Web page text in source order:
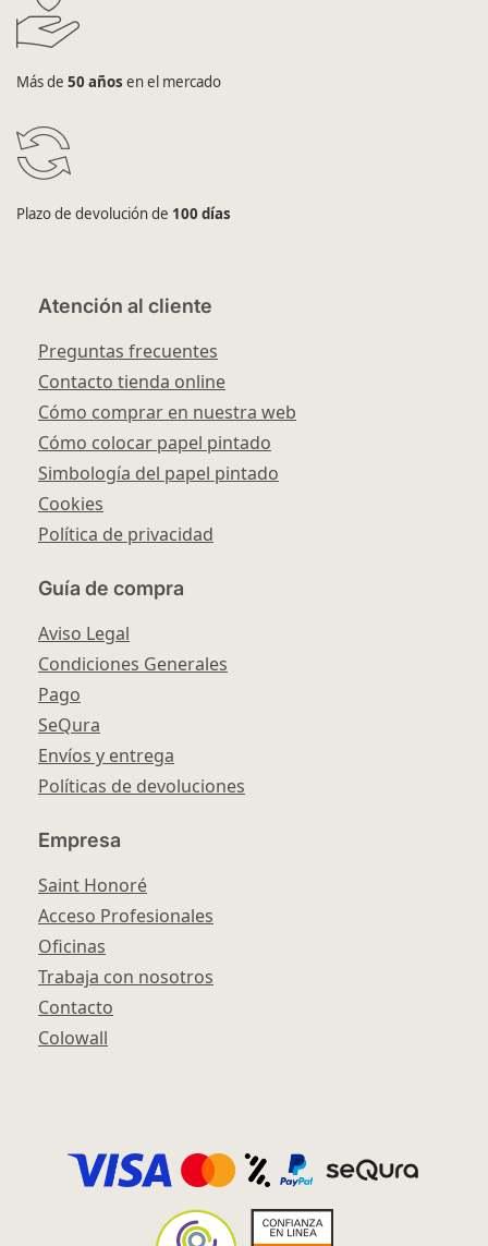
Más de 50 años en el mercado
Plazo de devolución de 100 días
Atención al cliente
Preguntas frecuentes
Contacto tienda online
Cómo comprar en nuestra web
Cómo colocar papel pintado
Simbología del papel pintado
Cookies
Política de privacidad
Guía de compra
Aviso Legal
Condiciones Generales
Pago
SeQura
Envíos y entrega
Políticas de devoluciones
Empresa
Saint Honoré
Acceso Profesionales
Oficinas
Trabaja con nosotros
Contacto
Colowall